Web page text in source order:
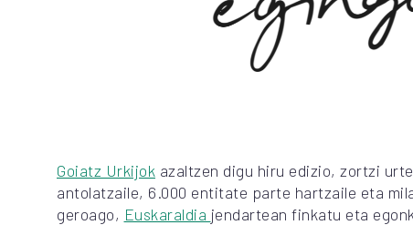
Goiatz Urkijok azaltzen digu hiru edizio, zortzi
antolatzaile, 6.000 entitate parte hartzaile eta
geroago, Euskaraldia jendartean finkatu eta